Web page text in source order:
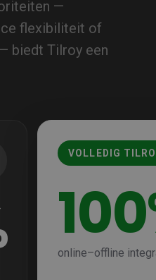
—
flexibiliteit of
biedt Tilroy een
VOLLEDIG
online–offline